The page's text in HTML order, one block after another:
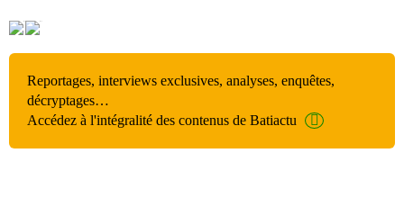
Reportages, interviews exclusives, analyses, enquêtes,
décryptages…
Accédez à l'intégralité des contenus de Batiactu